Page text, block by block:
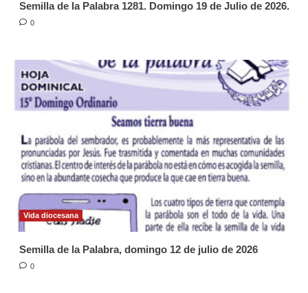
Semilla de la Palabra 1281. Domingo 19 de Julio de 2026.
0
Vida diocesana
Semilla de la Palabra, domingo 12 de julio de 2026
0